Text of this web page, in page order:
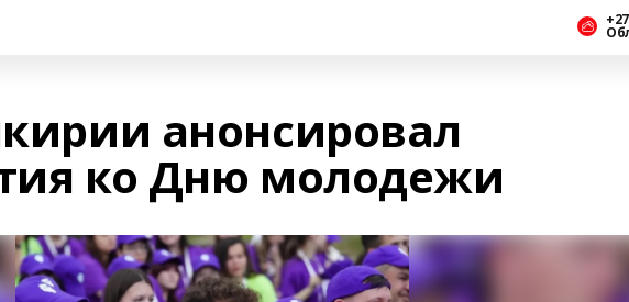
анонсировал
ко Дню молодежи